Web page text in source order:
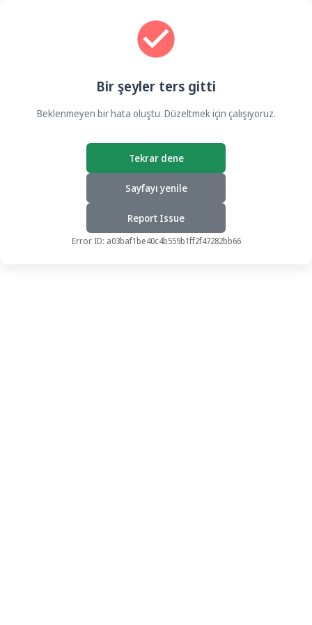
Bir şeyler ters gitti
Beklenmeyen bir hata oluştu. Düzeltmek için çalışıyoruz.
Tekrar dene
Sayfayı yenile
Report Issue
Error ID: a03baf1be40c4b559b1ff2f47282bb66